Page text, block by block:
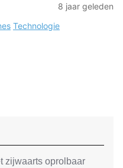
8 jaar geleden
Technologie
zijwaarts oprolbaar